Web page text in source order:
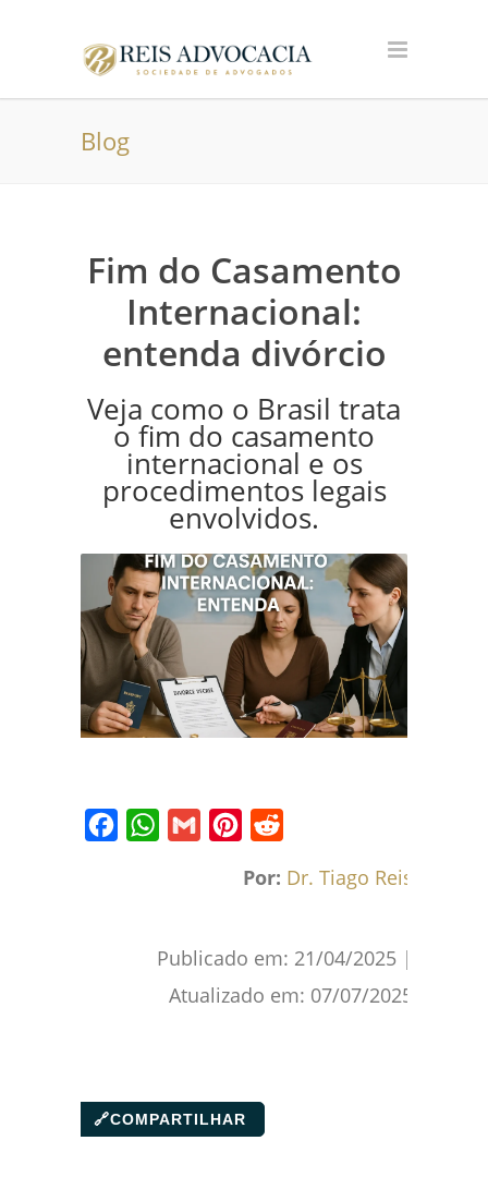
Blog
Fim do Casamento
Internacional:
entenda divórcio
Veja como o Brasil trata
o fim do casamento
internacional e os
procedimentos legais
envolvidos.
Por: Dr. Tiago Reis
Publicado em: 21/04/2025 |
Atualizado em: 07/07/2025
🔗COMPARTILHAR